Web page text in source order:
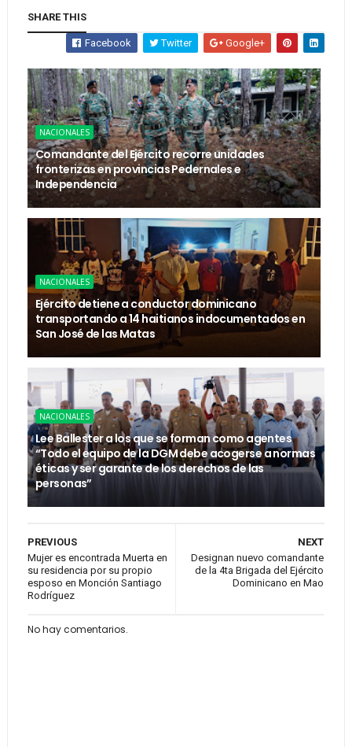
SHARE THIS
Facebook Twitter Google+
NACIONALES
Comandante del Ejército recorre unidades
fronterizas en provincias Pedernales e
Independencia
NACIONALES
Ejército detiene a conductor dominicano
transportando a 14 haitianos indocumentados en
San José de las Matas
NACIONALES
Lee Ballester a los que se forman como agentes
“Todo el equipo de la DGM debe acogerse a normas
éticas y ser garante de los derechos de las
personas”
NEXT
Designan nuevo comandante
de la 4ta Brigada del Ejército
Dominicano en Mao
PREVIOUS
Mujer es encontrada Muerta en
su residencia por su propio
esposo en Monción Santiago
Rodríguez
No hay comentarios.